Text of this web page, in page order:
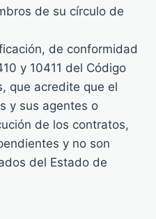
de su círculo de
de conformidad
y 10411 del Código
que acredite que el
y sus agentes o
de los contratos,
y no son
del Estado de